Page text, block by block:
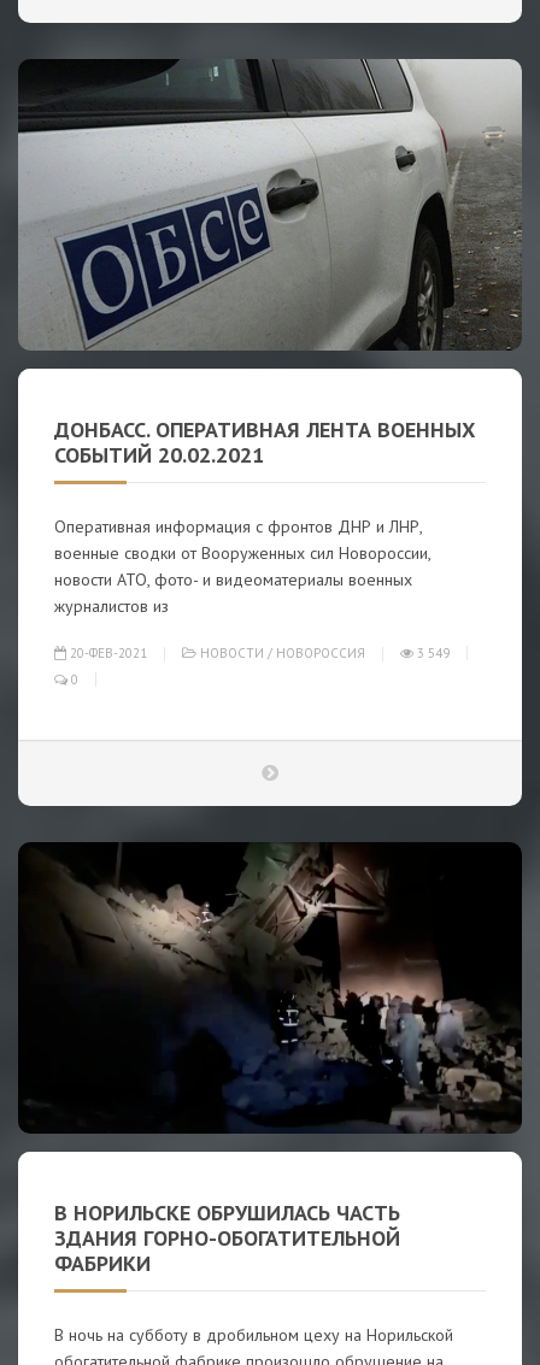
ДОНБАСС. ОПЕРАТИВНАЯ ЛЕНТА ВОЕННЫХ
СОБЫТИЙ 20.02.2021
Оперативная информация с фронтов ДНР и ЛНР,
военные сводки от Вооруженных сил Новороссии,
новости АТО, фото- и видеоматериалы военных
журналистов из
20-ФЕВ-2021 НОВОСТИ / НОВОРОССИЯ
3 549
0
В НОРИЛЬСКЕ ОБРУШИЛАСЬ ЧАСТЬ
ЗДАНИЯ ГОРНО-ОБОГАТИТЕЛЬНОЙ
ФАБРИКИ
В ночь на субботу в дробильном цеху на Норильской